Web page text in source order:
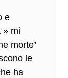
e
» mi
morte”
le
ha